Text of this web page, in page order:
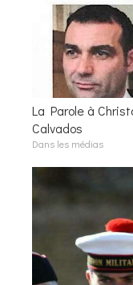
La Parole à
Calvados
Dans les médias